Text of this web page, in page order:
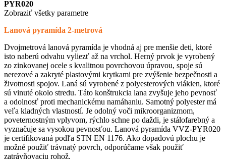
PYR020
Zobraziť všetky parametre
Lanová pyramída 2-metrová
Dvojmetrová lanová pyramída je vhodná aj pre menšie deti, ktoré
isto naberú odvahu vyliezť až na vrchol. Herný prvok je vyrobený
zo zinkovanej ocele s kvalitnou povrchovou úpravou, spoje sú
nerezové a zakryté plastovými krytkami pre zvýšenie bezpečnosti a
životnosti spojov. Laná sú vyrobené z polyesterových vlákien, ktoré
sú vinuté okolo stredu. Táto konštrukcia lana zvyšuje jeho pevnosť
a odolnosť proti mechanickému namáhaniu. Samotný polyester má
veľa kladných vlastností. Je odolný voči mikroorganizmom,
poveternostným vplyvom, rýchlo schne po daždi, je stálofarebný a
vyznačuje sa vysokou pevnosťou. Lanová pyramída VVZ-PYR020
je certifikovaná podľa STN EN 1176. Ako dopadovú plochu je
možné použiť trávnatý povrch, odporúčame však použiť
zatrávňovaciu rohož.